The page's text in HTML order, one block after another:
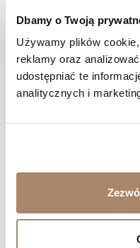
Dbamy o Twoją
Używamy plików
reklamy oraz
udostępniać te
analitycznych i
SPOSOBY PŁATNOŚCI
OPINIE (0)
MASZ PYTANIE?
ZAKUPY BEZ RYZYKA
Masz prawo do 14 dni